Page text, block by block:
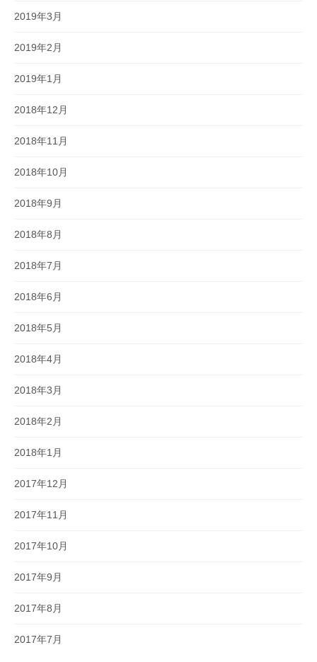
2019年3月
2019年2月
2019年1月
2018年12月
2018年11月
2018年10月
2018年9月
2018年8月
2018年7月
2018年6月
2018年5月
2018年4月
2018年3月
2018年2月
2018年1月
2017年12月
2017年11月
2017年10月
2017年9月
2017年8月
2017年7月